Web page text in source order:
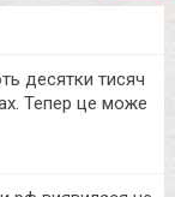
десятки тисяч
Тепер це може